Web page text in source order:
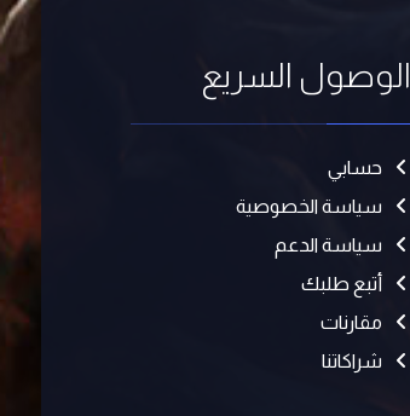
الوصول السريع
حسابي
سياسة الخصوصية
سياسة الدعم
أتبع طلبك
مقارنات
شراكاتنا